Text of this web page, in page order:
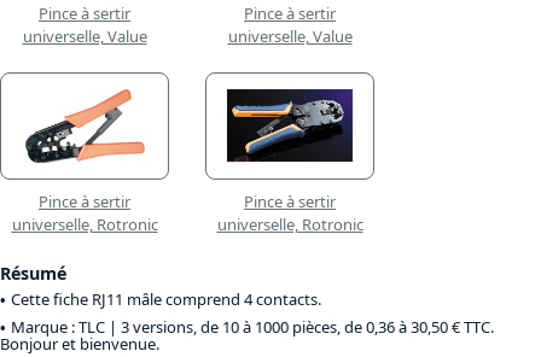
Pince à sertir
universelle, Value
Pince à sertir
universelle, Value
Pince à sertir
universelle, Rotronic
Pince à sertir
universelle, Rotronic
Résumé
Cette fiche RJ11 mâle comprend 4 contacts.
Marque : TLC | 3 versions, de 10 à 1000 pièces, de 0,36 à 30,50 € TTC.
Bonjour et bienvenue.